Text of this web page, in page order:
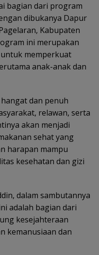
bagian dari program
dibukanya Dapur
Kabupaten
ini merupakan
memperkuat
anak-anak dan
dan penuh
relawan, serta
akan menjadi
sehat yang
harapan mampu
kesehatan dan gizi
dalam sambutannya
adalah bagian dari
kesejahteraan
kemanusiaan dan